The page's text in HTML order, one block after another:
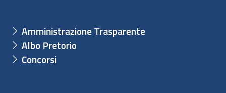
Amministrazione Trasparente
Albo Pretorio
Concorsi